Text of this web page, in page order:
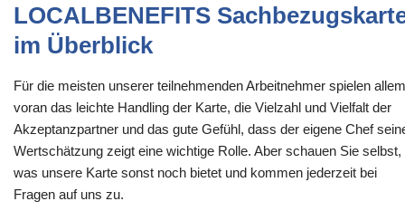
LOCALBENEFITS
im Überblick
Für die meisten unserer teilnehmenden Arbeitnehmer spielen allem
voran das leichte Handling der Karte, die Vielzahl und Vielfalt der
Akzeptanzpartner und das gute Gefühl, dass der eigene Chef
Wertschätzung zeigt eine wichtige Rolle. Aber schauen Sie selbst,
was unsere Karte sonst noch bietet und kommen jederzeit bei
Fragen auf uns zu.